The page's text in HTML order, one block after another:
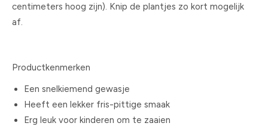
centimeters hoog zijn). Knip de plantjes zo kort mogelijk
af.
Productkenmerken
Een snelkiemend gewasje
Heeft een lekker fris-pittige smaak
Erg leuk voor kinderen om te zaaien